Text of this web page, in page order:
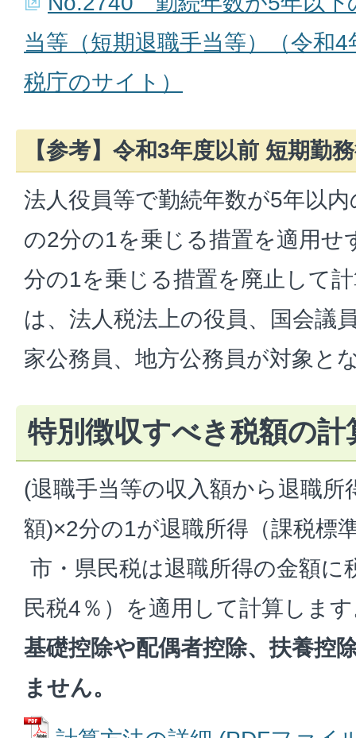
当等（短期退職手当等）（令和
税庁のサイト）
【参考】令和3年度以前 短期勤
法人役員等で勤続年数が5年以
の2分の1を乗じる措置を適用せ
分の1を乗じる措置を廃止して
は、法人税法上の役員、国会議
家公務員、地方公務員が対象と
特別徴収すべき税額の
(退職手当等の収入額から退職所
額)×2分の1が退職所得（課税標
市・県民税は退職所得の金額に
民税4％）を適用して計算しま
基礎控除や配偶者控除、扶養控
ません。